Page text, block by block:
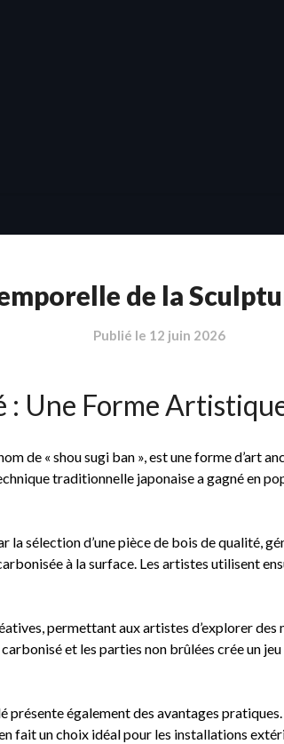
de la
Publié le 12 juin 2026
: Une Forme
de « shou sugi ban », est une forme d’art
traditionnelle japonaise a gagné en
sélection d’une pièce de bois de qualité,
à la surface. Les artistes utilisent
permettant aux artistes d’explorer
et les parties non brûlées crée un
également des avantages
fait un choix idéal pour les installations